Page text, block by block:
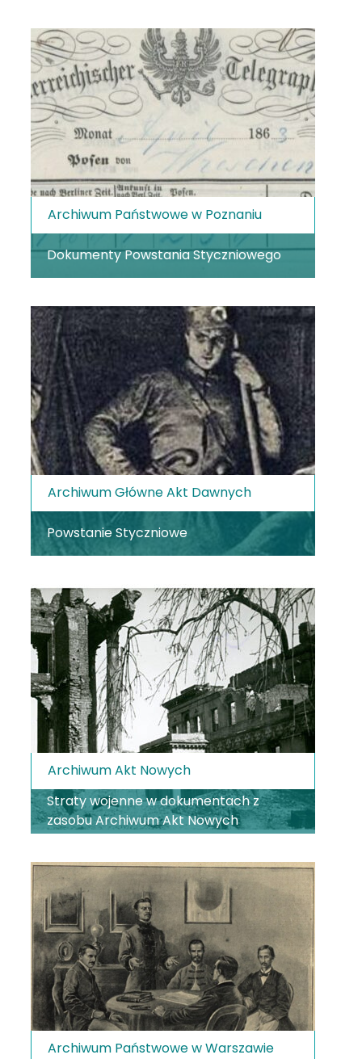
Archiwum Państwowe w Poznaniu
Dokumenty Powstania Styczniowego
Archiwum Główne Akt Dawnych
Powstanie Styczniowe
Archiwum Akt Nowych
Straty wojenne w dokumentach z
zasobu Archiwum Akt Nowych
Archiwum Państwowe w Warszawie